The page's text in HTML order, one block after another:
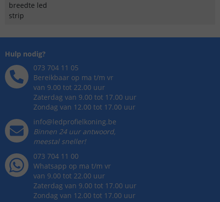
breedte led
strip
Hulp nodig?
073 704 11 05
Bereikbaar op ma t/m vr
van 9.00 tot 22.00 uur
Zaterdag van 9.00 tot 17.00 uur
Zondag van 12.00 tot 17.00 uur
info@ledprofielkoning.be
Binnen 24 uur antwoord,
meestal sneller!
073 704 11 00
Whatsapp op ma t/m vr
van 9.00 tot 22.00 uur
Zaterdag van 9.00 tot 17.00 uur
Zondag van 12.00 tot 17.00 uur